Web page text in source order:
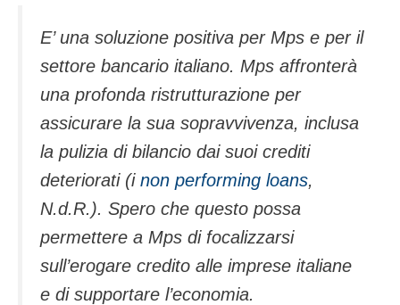
E’ una soluzione positiva per Mps e per il
settore bancario italiano. Mps affronterà
una profonda ristrutturazione per
assicurare la sua sopravvivenza, inclusa
la pulizia di bilancio dai suoi crediti
deteriorati (i non performing loans,
N.d.R.). Spero che questo possa
permettere a Mps di focalizzarsi
sull’erogare credito alle imprese italiane
e di supportare l’economia.